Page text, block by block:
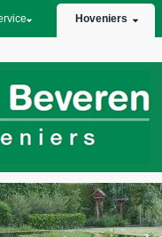
Hoveniers